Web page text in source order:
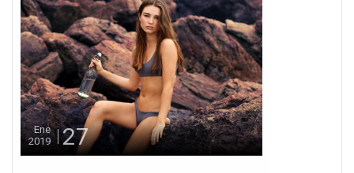
Ene
2019
27